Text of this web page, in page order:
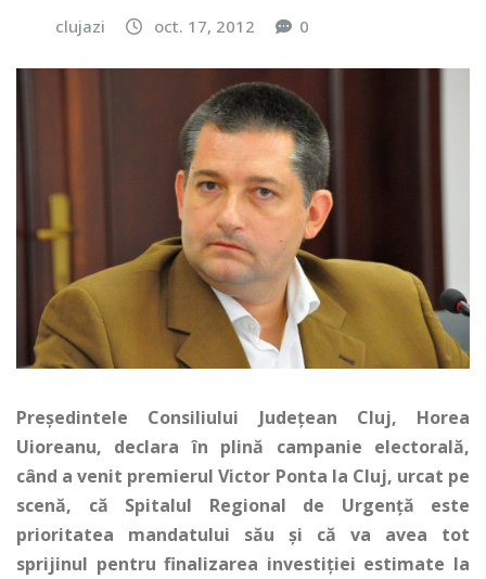
clujazi oct. 17, 2012 0
Președintele Consiliului Judeţean Cluj, Horea
Uioreanu, declara în plină campanie electorală,
când a venit premierul Victor Ponta la Cluj, urcat pe
scenă, că Spitalul Regional de Urgență este
prioritatea mandatului său şi că va avea tot
sprijinul pentru finalizarea investiţiei estimate la